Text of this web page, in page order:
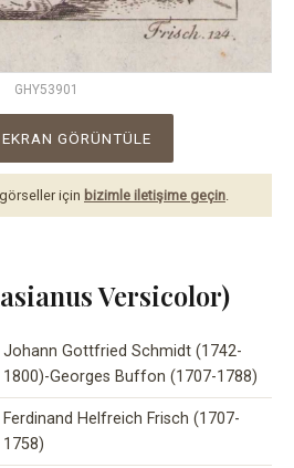
GHY53901
GÖRÜNTÜLE
için bizimle iletişime geçin.
Versicolor)
Johann Gottfried Schmidt (1742-
1800)-Georges Buffon (1707-1788)
Ferdinand Helfreich Frisch (1707-
1758)